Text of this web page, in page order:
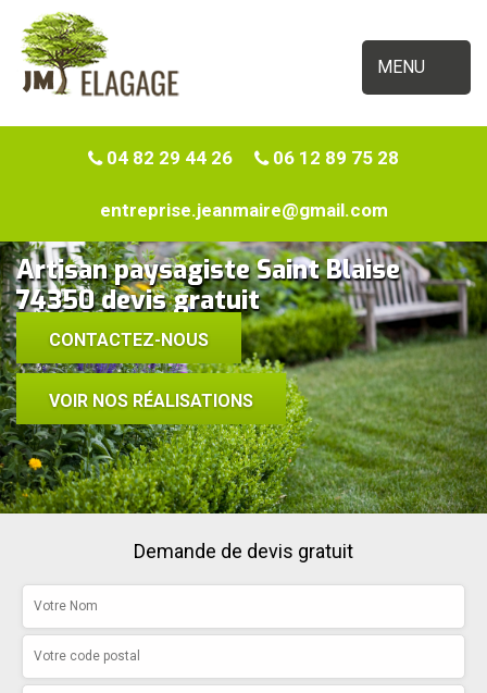
MENU
04 82 29 44 26 06 12 89 75 28
entreprise.jeanmaire@gmail.com
Artisan paysagiste Saint Blaise
74350 devis gratuit
CONTACTEZ-NOUS
VOIR NOS RÉALISATIONS
Demande de devis gratuit